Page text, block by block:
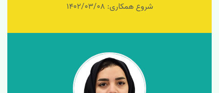
شروع همکاری: 1402/03/08